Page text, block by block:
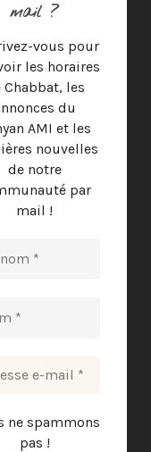
mail ?
vous pour
les horaires
Chabbat, les
du
AMI et les
nouvelles
de notre
par
mail !
ne spammons
pas !